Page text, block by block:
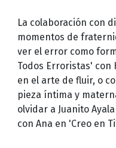
La colaboración con
momentos de
ver el error como
Todos Erroristas' con
en el arte de fluir, o
pieza íntima y
olvidar a Juanito
con Ana en 'Creo en